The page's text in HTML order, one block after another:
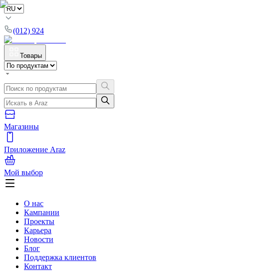
(012) 924
Товары
Магазины
Приложение Araz
Мой выбор
О нас
Кампании
Проекты
Карьера
Новости
Блог
Поддержка клиентов
Контакт